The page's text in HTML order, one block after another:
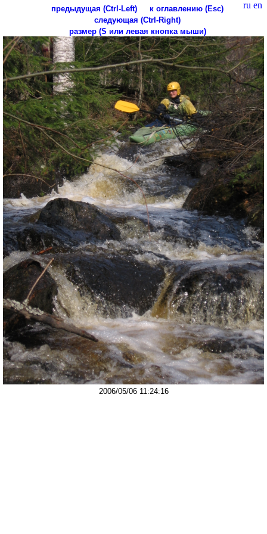
ru en
предыдущая (Ctrl-Left)
к оглавлению (Esc)
следующая (Ctrl-Right)
размер (S или левая кнопка мыши)
2006/05/06 11:24:16